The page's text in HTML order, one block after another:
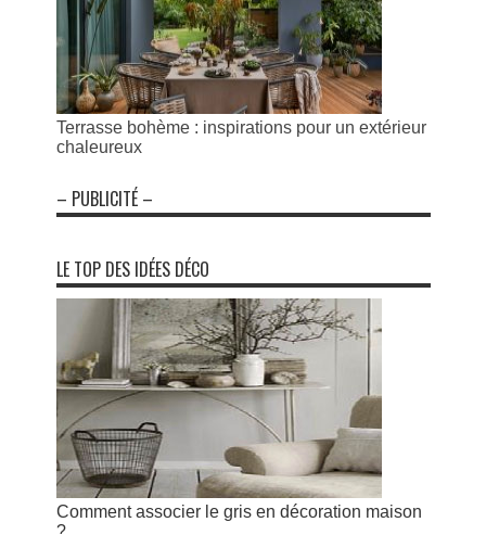
Terrasse bohème : inspirations pour un extérieur
chaleureux
– PUBLICITÉ –
LE TOP DES IDÉES DÉCO
Comment associer le gris en décoration maison